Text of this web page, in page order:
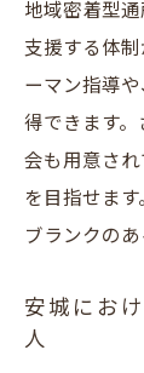
地域密着型
支援する体
ーマン指導
得できます
会も用意さ
を目指せま
ブランクの
安城にお
人